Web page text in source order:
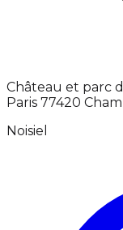
Château et parc
Paris 77420
Noisiel